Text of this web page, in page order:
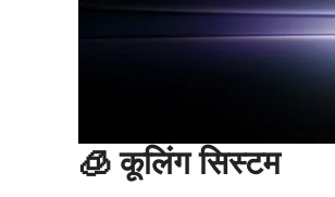
🧊 कूलिंग सिस्टम